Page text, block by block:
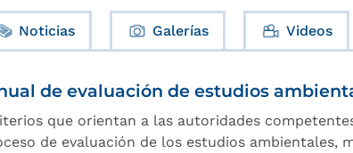
Noticias Galerías Videos
de evaluación de estudios
que orientan a las autoridades
de evaluación de los estudios ambientales,